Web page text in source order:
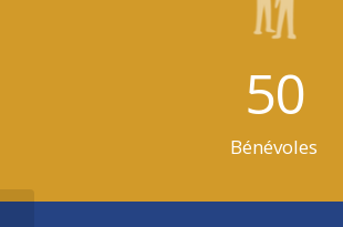
50
Bénévoles